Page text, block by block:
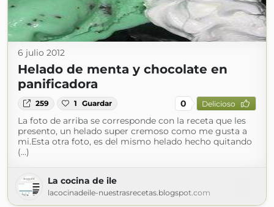
6 julio 2012
Helado de menta y chocolate en
panificadora
259 1 Guardar 0 Delicioso
La foto de arriba se corresponde con la receta que les
presento, un helado super cremoso como me gusta a
mi.Esta otra foto, es del mismo helado hecho quitando
(...)
La cocina de ile
lacocinadeile-nuestrasrecetas.blogspot.com